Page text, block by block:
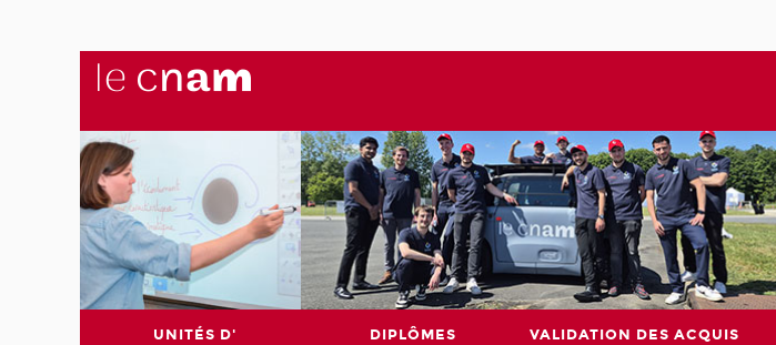
UNITÉS D'
DIPLÔMES VALIDATION DES ACQUIS